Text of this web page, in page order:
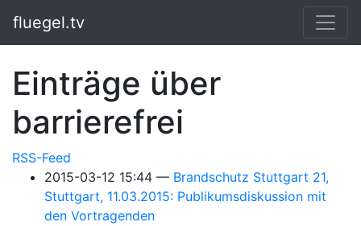
fluegel.tv
Einträge über
barrierefrei
RSS-Feed
2015-03-12 15:44
Brandschutz Stuttgart 21,
Stuttgart, 11.03.2015: Publikumsdiskussion mit
den Vortragenden